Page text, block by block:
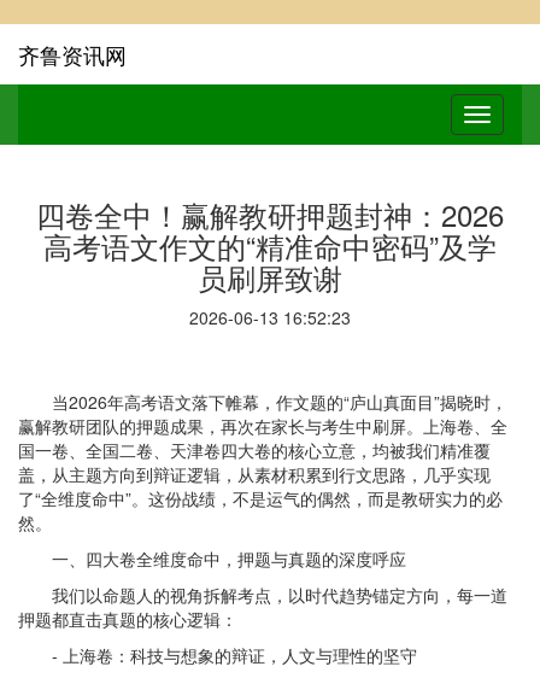
齐鲁资讯网
四卷全中！赢解教研押题封神：2026
高考语文作文的“精准命中密码”及学
员刷屏致谢
2026-06-13 16:52:23
当2026年高考语文落下帷幕，作文题的“庐山真面目”揭晓时，
赢解教研团队的押题成果，再次在家长与考生中刷屏。上海卷、全
国一卷、全国二卷、天津卷四大卷的核心立意，均被我们精准覆
盖，从主题方向到辩证逻辑，从素材积累到行文思路，几乎实现
了“全维度命中”。这份战绩，不是运气的偶然，而是教研实力的必
然。
一、四大卷全维度命中，押题与真题的深度呼应
我们以命题人的视角拆解考点，以时代趋势锚定方向，每一道
押题都直击真题的核心逻辑：
- 上海卷：科技与想象的辩证，人文与理性的坚守